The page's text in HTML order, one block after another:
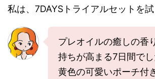
私は、7DAYSトライアルセットを試
プレオイルの癒しの香
持ちが高まる7日間でし
黄色の可愛いポーチ付